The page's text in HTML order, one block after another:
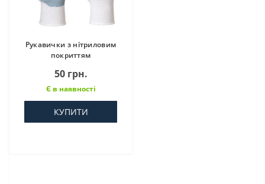
Рукавички з нітриловим
покриттям
50 грн.
Є в наявності
КУПИТИ